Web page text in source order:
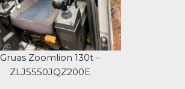
Gruas Zoomlion 130t –
ZLJ5550JQZ200E